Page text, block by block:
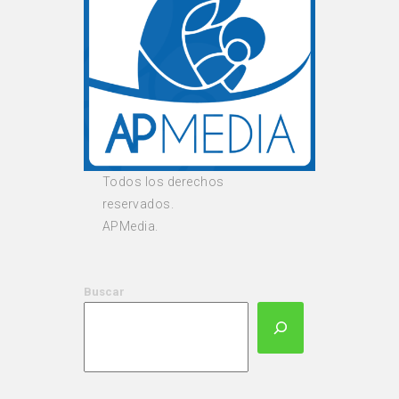
Todos los derechos
reservados.
APMedia.
Buscar